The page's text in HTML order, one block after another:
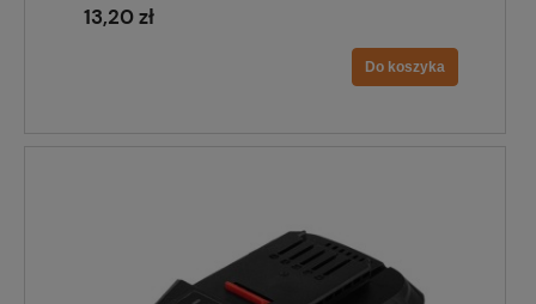
13,20 zł
Do koszyka